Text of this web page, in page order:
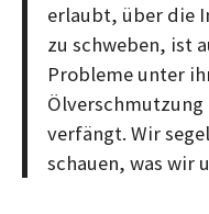
erlaubt, über die
zu schweben, ist
Probleme unter
verfängt. Wir
schauen, was wir